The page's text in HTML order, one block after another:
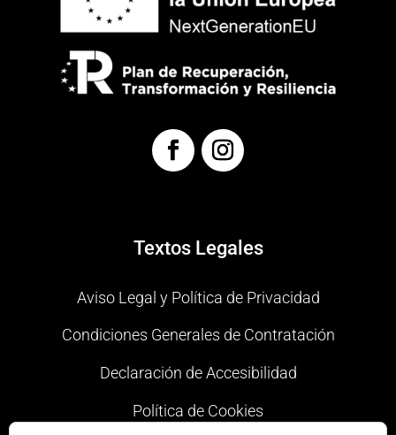
Textos Legales
Aviso Legal y Política de Privacidad
Condiciones Generales de Contratación
Declaración de Accesibilidad
Política de Cookies